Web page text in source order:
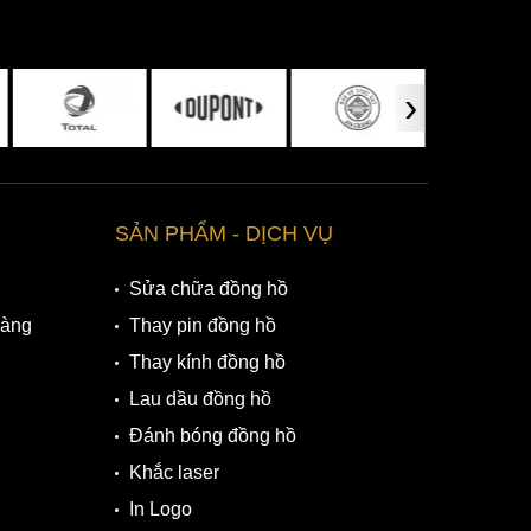
›
SẢN PHẨM - DỊCH VỤ
Sửa chữa đồng hồ
Thay pin đồng hồ
Thay kính đồng hồ
Lau dầu đồng hồ
Đánh bóng đồng hồ
Khắc laser
In Logo